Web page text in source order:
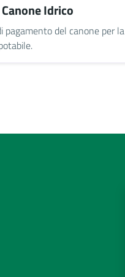
Idrico
pagamento del canone per